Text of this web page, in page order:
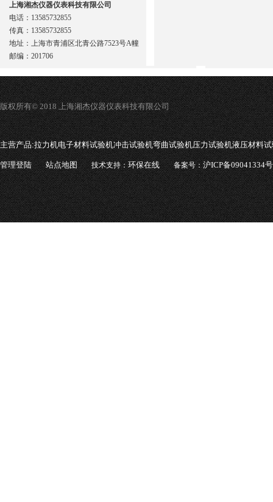
上海湘杰仪器仪表科技有限公司
电话：13585732855
传真：13585732855
地址：上海市青浦区北青公路7523号A幢
邮编：201706
版权所有© 2018 上海湘杰仪器仪表科技有限公司
主营产品:拉力机电子材料试验机冲击试验机弯曲试验机压力试验机液压材料
管理登陆 站点地图 技术支持：环保在线 备案号：沪ICP备09041334